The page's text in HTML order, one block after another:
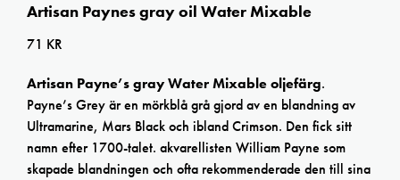
Artisan Paynes gray oil Water Mixable
71 KR
Artisan Payne’s gray Water Mixable oljefärg.
Payne’s Grey är en mörkblå grå gjord av en blandning av
Ultramarine, Mars Black och ibland Crimson. Den fick sitt
namn efter 1700-talet. akvarellisten William Payne som
skapade blandningen och ofta rekommenderade den till sina